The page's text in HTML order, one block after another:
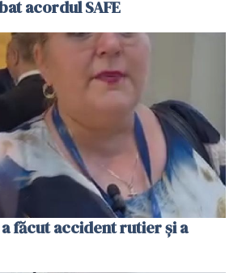
acordul SAFE
a făcut accident rutier și a